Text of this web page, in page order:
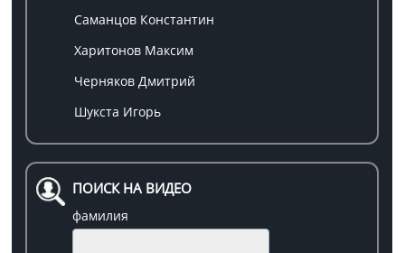
Саманцов Константин
Харитонов Максим
Черняков Дмитрий
Шукста Игорь
ПОИСК НА ВИДЕО
фамилия